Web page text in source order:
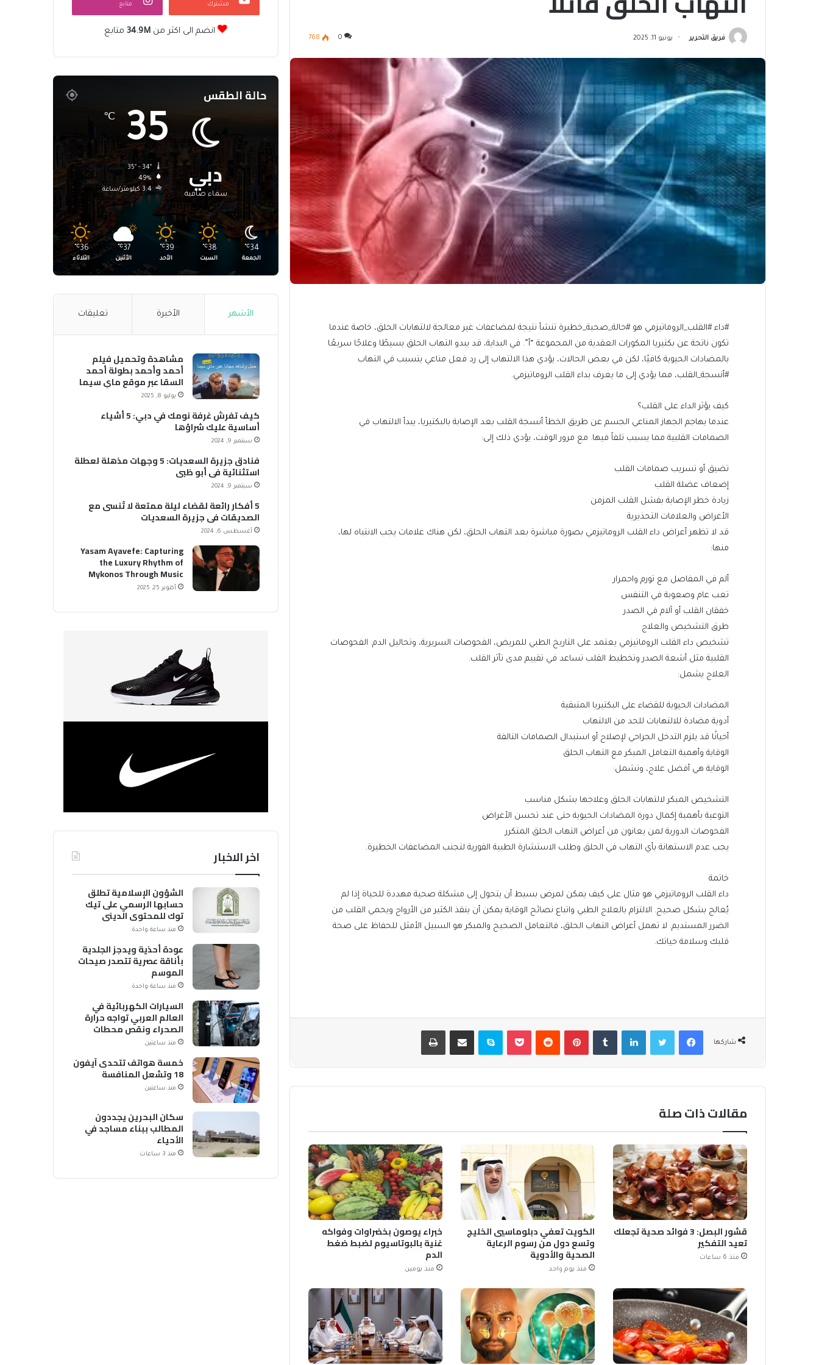
فريق التحرير يونيو 11, 2025 0
768
#داء #القلب_الروماتيزمي هو #حالة_صحية_خطيرة تنشأ نتيجة لمضاعفات غير معالجة لالتهابات الحلق، خاصة عندما
تكون ناتجة عن بكتيريا المكورات العقدية من المجموعة “أ”. في البداية، قد يبدو التهاب الحلق بسيطًا وعلاجًا سريعًا
بالمضادات الحيوية كافيًا، لكن في بعض الحالات، يؤدي هذا الالتهاب إلى رد فعل مناعي يتسبب في التهاب
#أنسجة_القلب، مما يؤدي إلى ما يعرف بداء القلب الروماتيزمي.
كيف يؤثر الداء على القلب؟
عندما يهاجم الجهاز المناعي الجسم عن طريق الخطأ أنسجة القلب بعد الإصابة بالبكتيريا، يبدأ الالتهاب في
الصمامات القلبية مما يسبب تلفاً فيها. مع مرور الوقت، يؤدي ذلك إلى:
تضيق أو تسريب صمامات القلب
إضعاف عضلة القلب
زيادة خطر الإصابة بفشل القلب المزمن
الأعراض والعلامات التحذيرية
قد لا تظهر أعراض داء القلب الروماتيزمي بصورة مباشرة بعد التهاب الحلق، لكن هناك علامات يجب الانتباه لها،
منها:
ألم في المفاصل مع تورم واحمرار
تعب عام وصعوبة في التنفس
خفقان القلب أو آلام في الصدر
طرق التشخيص والعلاج
تشخيص داء القلب الروماتيزمي يعتمد على التاريخ الطبي للمريض، الفحوصات السريرية، وتحاليل الدم. الفحوصات
القلبية مثل أشعة الصدر وتخطيط القلب تساعد في تقييم مدى تأثر القلب.
العلاج يشمل:
المضادات الحيوية للقضاء على البكتيريا المتبقية
أدوية مضادة للالتهابات للحد من الالتهاب
أحيانًا قد يلزم التدخل الجراحي لإصلاح أو استبدال الصمامات التالفة
الوقاية وأهمية التعامل المبكر مع التهاب الحلق
الوقاية هي أفضل علاج، وتشمل:
التشخيص المبكر لالتهابات الحلق وعلاجها بشكل مناسب
التوعية بأهمية إكمال دورة المضادات الحيوية حتى عند تحسن الأعراض
الفحوصات الدورية لمن يعانون من أعراض التهاب الحلق المتكرر
يجب عدم الاستهانة بأي التهاب في الحلق وطلب الاستشارة الطبية الفورية لتجنب المضاعفات الخطيرة.
خاتمة
داء القلب الروماتيزمي هو مثال على كيف يمكن لمرض بسيط أن يتحول إلى مشكلة صحية مهددة للحياة إذا لم
يُعالج بشكل صحيح. الالتزام بالعلاج الطبي واتباع نصائح الوقاية يمكن أن ينقذ الكثير من الأرواح ويحمي القلب من
الضرر المستديم. لا تهمل أعراض التهاب الحلق، فالتعامل الصحيح والمبكر هو السبيل الأمثل للحفاظ على صحة
قلبك وسلامة حياتك.
شاركها
فيسبوكتويتر لينكدإن بينتيريست بوكيت سكايب مشاركة عبر البريد طباعة
مقالات ذات صلة
قشور البصل: 3 فوائد صحية تجعلك
تعيد التفكير
منذ 6 ساعات
الكويت تعفي دبلوماسيي الخليج
وتسع دول من رسوم الرعاية
الصحية والأدوية
منذ يوم واحد
خبراء يوصون بخضراوات وفواكه
غنية بالبوتاسيوم لضبط ضغط
الدم
منذ يومين
مشترك متابع
انضم الى اكثر من34.9M متابع
حالة الطقس
دبي
سماء صافية
35
℃
49%
3.4 كيلومتر/ساعة
34
℃
الجمعة
38
℃
السبت
39
℃
الأحد
37
℃
الأثنين
36
℃
الثلاثاء
الأشهر الأخيرة تعليقات
مشاهدة وتحميل فيلم
أحمد وأحمد بطولة أحمد
السقا عبر موقع ماي سيما
MyCima (وي سيما WeCima)
يوليو 8, 2025
كيف تفرش غرفة نومك في دبي: 5 أشياء
أساسية عليك شراؤها
سبتمبر 9, 2024
فنادق جزيرة السعديات: 5 وجهات مذهلة لعطلة
استثنائية في أبو ظبي
سبتمبر 9, 2024
5 أفكار رائعة لقضاء ليلة ممتعة لا تُنسى مع
الصديقات في جزيرة السعديات
أغسطس 6, 2024
Yasam Ayavefe: Capturing
the Luxury Rhythm of
Mykonos Through Music
أكتوبر 25, 2025
اخر الاخبار
الشؤون الإسلامية تطلق
حسابها الرسمي على تيك
توك للمحتوى الديني
منذ ساعة واحدة
عودة أحذية ويدجز الجلدية
بأناقة عصرية تتصدر صيحات
الموسم
منذ ساعة واحدة
السيارات الكهربائية في
العالم العربي تواجه حرارة
الصحراء ونقص محطات
الشحن
منذ ساعتين
خمسة هواتف تتحدى آيفون
18 وتشعل المنافسة
منذ ساعتين
سكان البحرين يجددون
المطالب ببناء مساجد في
الأحياء
منذ 3 ساعات